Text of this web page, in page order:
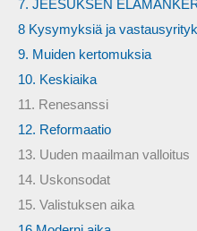
7. JEESUKSEN
8 Kysymyksiä ja
9. Muiden kertomuksia
10. Keskiaika
11. Renesanssi
12. Reformaatio
13. Uuden maailman valloitus
14. Uskonsodat
15. Valistuksen aika